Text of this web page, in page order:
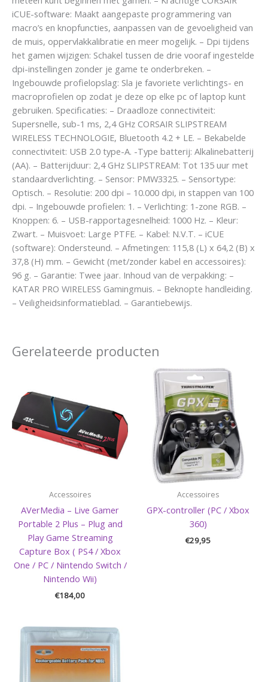
iCUE-software: Maakt aangepaste programmering van
macro’s en knopfuncties, aanpassen van de gevoeligheid van
de muis, oppervlakkalibratie en meer mogelijk. – Dpi tijdens
het gamen wijzigen: Schakel tussen de drie vooraf ingestelde
dpi-instellingen zonder je game te onderbreken. –
Ingebouwde profielopslag: Sla je favoriete verlichtings- en
macroprofielen op zodat je deze op elke pc of laptop kunt
gebruiken. Specificaties: – Draadloze connectiviteit:
Supersnelle, sub-1 ms, 2,4 GHz CORSAIR SLIPSTREAM
WIRELESS TECHNOLOGIE, Bluetooth 4.2 + LE. – Bekabelde
connectiviteit: USB 2.0 type-A. -Type batterij: Alkalinebatterij
(AA). – Batterijduur: 2,4 GHz SLIPSTREAM: Tot 135 uur met
standaardverlichting. – Sensor: PMW3325. – Sensortype:
Optisch. – Resolutie: 200 dpi – 10.000 dpi, in stappen van 100
dpi. – Ingebouwde profielen: 1. – Verlichting: 1-zone RGB. –
Knoppen: 6. – USB-rapportagesnelheid: 1000 Hz. – Kleur:
Zwart. – Muisvoet: Large PTFE. – Kabel: N.V.T. – iCUE
(software): Ondersteund. – Afmetingen: 115,8 (L) x 64,2 (B) x
37,8 (H) mm. – Gewicht (met/zonder kabel en accessoires):
96 g. – Garantie: Twee jaar. Inhoud van de verpakking: –
KATAR PRO WIRELESS Gamingmuis. – Beknopte handleiding.
– Veiligheidsinformatieblad. – Garantiebewijs.
Gerelateerde producten
Accessoires
AVerMedia – Live Gamer
Portable 2 Plus – Plug and
Play Game Streaming
Capture Box ( PS4 / Xbox
One / PC / Nintendo Switch /
Nintendo Wii)
€184,00
Accessoires
GPX-controller (PC / Xbox
360)
€29,95